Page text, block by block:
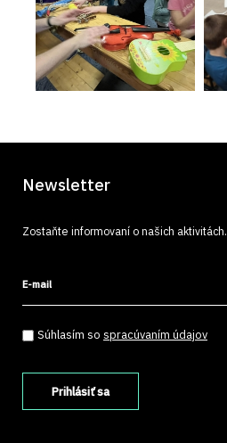
Newsletter
Zostaňte informovaní o našich aktivitách.
E-mail
Súhlasím so spracúvaním údajov*
Súhlasím so spracúvaním údajov